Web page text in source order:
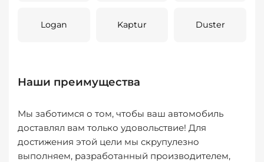
Logan Kaptur Duster
Наши преимущества
Мы заботимся о том, чтобы ваш автомобиль
доставлял вам только удовольствие! Для
достижения этой цели мы скрупулезно
выполняем, разработанный производителем,